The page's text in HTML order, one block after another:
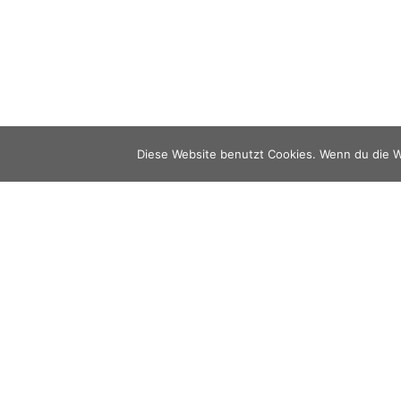
Diese Website benutzt Cookies. Wenn du die